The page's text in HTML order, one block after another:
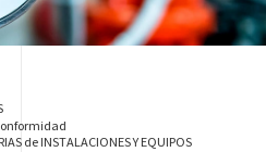
de INSTALACIONES Y EQUIPOS